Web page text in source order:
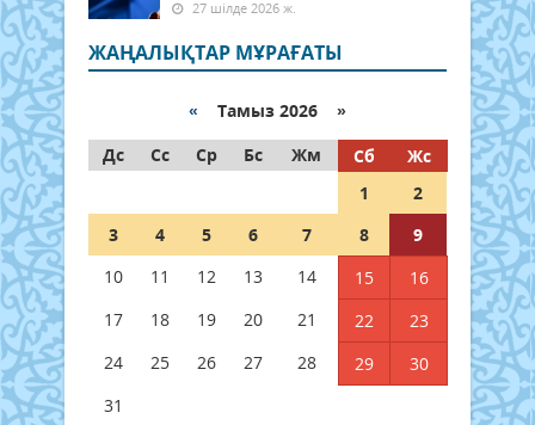
27 шілде 2026 ж.
ЖАҢАЛЫҚТАР МҰРАҒАТЫ
« Тамыз 2026 »
Дс
Сс Ср Бс Жм Сб
Жс
1
2
3
4 5 6 7 8
9
10
11 12 13 14 15
16
17
18 19 20 21 22
23
24
25 26 27 28 29
30
31